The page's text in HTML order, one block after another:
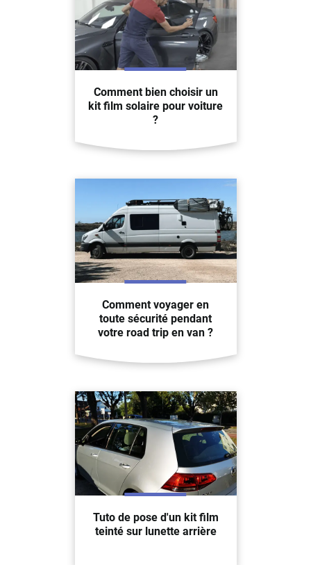
Comment bien choisir un
kit film solaire pour voiture
?
Comment voyager en
toute sécurité pendant
votre road trip en van ?
Tuto de pose d'un kit film
teinté sur lunette arrière